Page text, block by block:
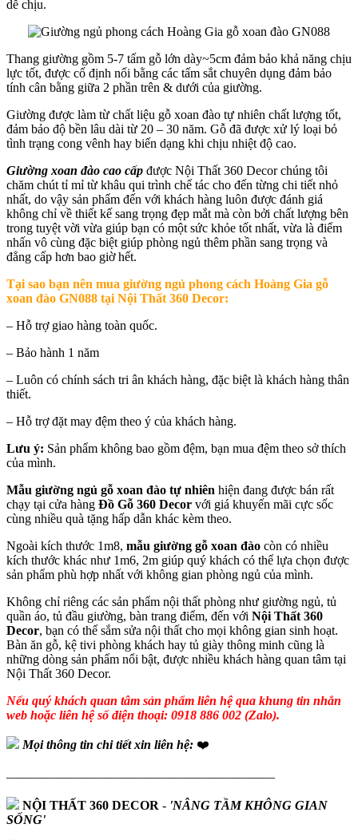
dễ chịu.
Thang giường gồm 5-7 tấm gỗ lớn dày~5cm đảm bảo khả năng chịu
lực tốt, được cố định nối bằng các tấm sắt chuyên dụng đảm bảo
tính cân bằng giữa 2 phần trên & dưới của giường.
Giường được làm từ chất liệu gỗ xoan đào tự nhiên chất lượng tốt,
đảm bảo độ bền lâu dài từ 20 – 30 năm. Gỗ đã được xử lý loại bỏ
tình trạng cong vênh hay biến dạng khi chịu nhiệt độ cao.
Giường xoan đào cao cấp được Nội Thất 360 Decor chúng tôi
chăm chút tỉ mỉ từ khâu qui trình chế tác cho đến từng chi tiết nhỏ
nhất, do vậy sản phẩm đến với khách hàng luôn được đánh giá
không chỉ về thiết kế sang trọng đẹp mắt mà còn bởi chất lượng bên
trong tuyệt vời vừa giúp bạn có một sức khỏe tốt nhất, vừa là điểm
nhấn vô cùng đặc biệt giúp phòng ngủ thêm phần sang trọng và
đẳng cấp hơn bao giờ hết.
Tại sao bạn nên mua giường ngủ phong cách Hoàng Gia gỗ
xoan đào GN088 tại Nội Thất 360 Decor:
– Hỗ trợ giao hàng toàn quốc.
– Bảo hành 1 năm
– Luôn có chính sách tri ân khách hàng, đặc biệt là khách hàng thân
thiết.
– Hỗ trợ đặt may đệm theo ý của khách hàng.
Lưu ý: Sản phẩm không bao gồm đệm, bạn mua đệm theo sở thích
của mình.
Mẫu giường ngủ gỗ xoan đào tự nhiên hiện đang được bán rất
chạy tại cửa hàng Đồ Gỗ 360 Decor với giá khuyến mãi cực sốc
cùng nhiều quà tặng hấp dẫn khác kèm theo.
Ngoài kích thước 1m8, mẫu giường gỗ xoan đào còn có nhiều
kích thước khác như 1m6, 2m giúp quý khách có thể lựa chọn được
sản phẩm phù hợp nhất với không gian phòng ngủ của mình.
Không chỉ riêng các sản phẩm nội thất phòng như giường ngủ, tủ
quần áo, tủ đầu giường, bàn trang điểm, đến với Nội Thất 360
Decor, bạn có thể sắm sửa nội thất cho mọi không gian sinh hoạt.
Bàn ăn gỗ, kệ tivi phòng khách hay tủ giày thông minh cũng là
những dòng sản phẩm nổi bật, được nhiều khách hàng quan tâm tại
Nội Thất 360 Decor.
Nếu quý khách quan tâm sản phẩm liên hệ qua khung tin nhắn
web hoặc liên hệ số điện thoại: 0918 886 002 (Zalo).
Mọi thông tin chi tiết xin liên hệ: ❤️
—————————————————————
NỘI THẤT 360 DECOR - 'NÂNG TẦM KHÔNG GIAN
SỐNG'